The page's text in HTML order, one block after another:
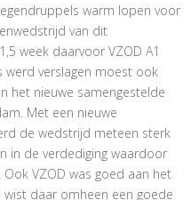
warm lopen voor
van dit
week daarvoor VZOD A1
werd verslagen moest ook
het nieuwe samengestelde
Met een nieuwe
de wedstrijd meteen sterk
in de verdediging waardoor
VZOD was goed aan het
wist daar omheen een goede